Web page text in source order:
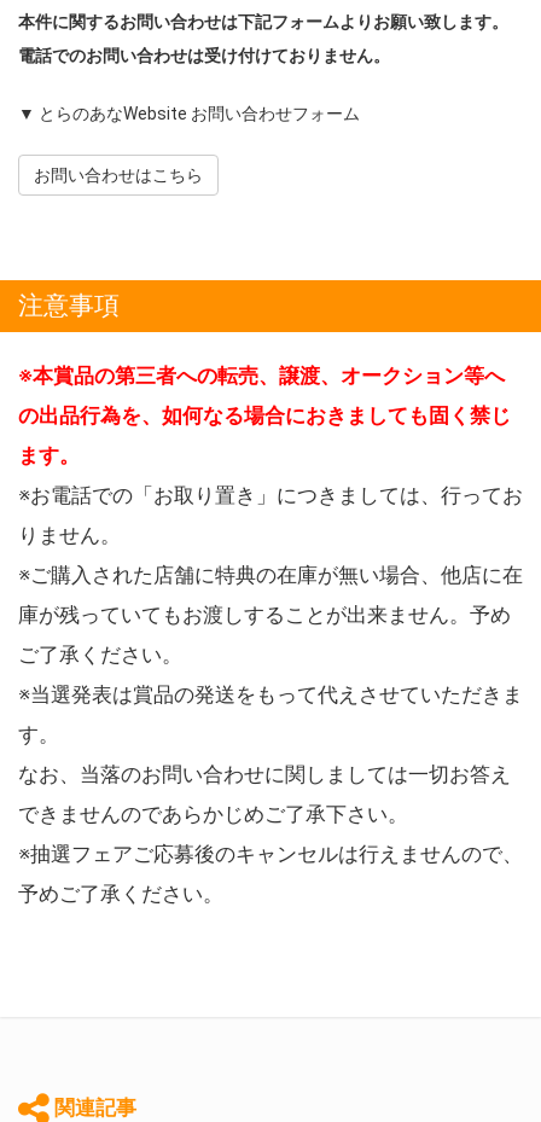
本件に関するお問い合わせは下記フォームよりお願い致します。
電話でのお問い合わせは受け付けておりません。
▼ とらのあなWebsite お問い合わせフォーム
お問い合わせはこちら
注意事項
※本賞品の第三者への転売、譲渡、オークション等へ
の出品行為を、如何なる場合におきましても固く禁じ
ます。
※お電話での「お取り置き」につきましては、行ってお
りません。
※ご購入された店舗に特典の在庫が無い場合、他店に在
庫が残っていてもお渡しすることが出来ません。予め
ご了承ください。
※当選発表は賞品の発送をもって代えさせていただきま
す。
なお、当落のお問い合わせに関しましては一切お答え
できませんのであらかじめご了承下さい。
※抽選フェアご応募後のキャンセルは行えませんので、
予めご了承ください。
関連記事